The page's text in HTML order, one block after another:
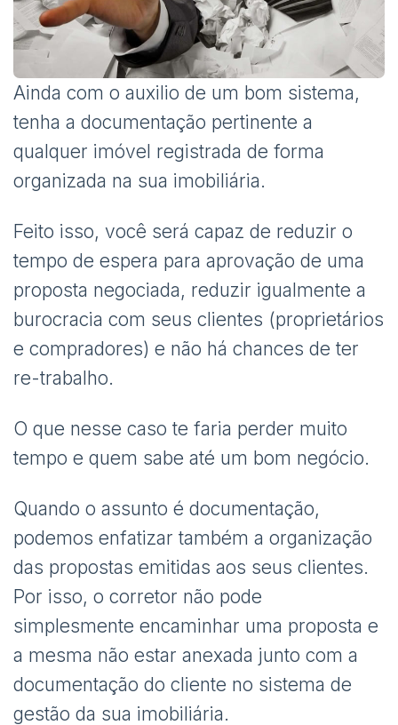
Ainda com o auxilio de um bom sistema,
tenha a documentação pertinente a
qualquer imóvel registrada de forma
organizada na sua imobiliária.
Feito isso, você será capaz de reduzir o
tempo de espera para aprovação de uma
proposta negociada, reduzir igualmente a
burocracia com seus clientes (proprietários
e compradores) e não há chances de ter
re-trabalho.
O que nesse caso te faria perder muito
tempo e quem sabe até um bom negócio.
Quando o assunto é documentação,
podemos enfatizar também a organização
das propostas emitidas aos seus clientes.
Por isso, o corretor não pode
simplesmente encaminhar uma proposta e
a mesma não estar anexada junto com a
documentação do cliente no sistema de
gestão da sua imobiliária.